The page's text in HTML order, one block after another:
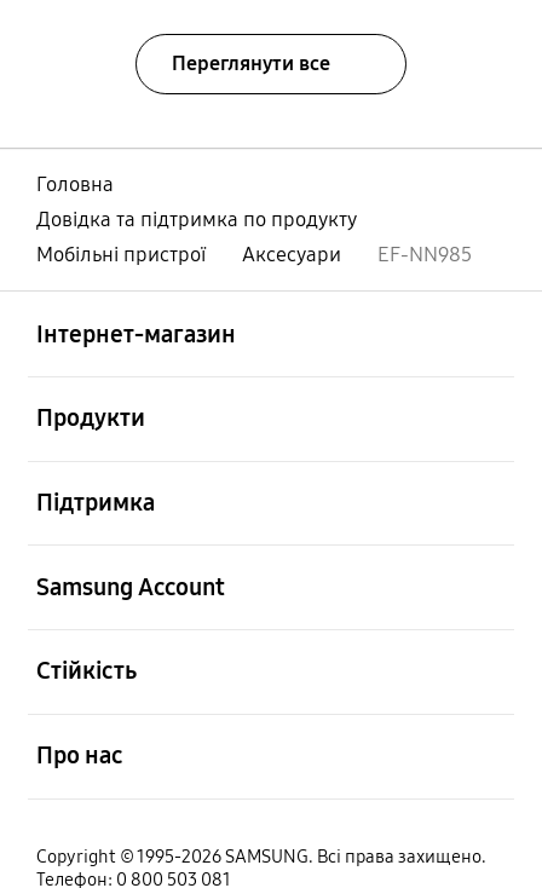
Переглянути все
Головна
Довідка та підтримка по продукту
Мобільні пристрої
Аксесуари EF-NN985
Інтернет-магазин
Продукти
Підтримка
Samsung Account
Стійкість
Про нас
Copyright © 1995-2026 SAMSUNG. Всі права захищено.
Телефон: 0 800 503 081